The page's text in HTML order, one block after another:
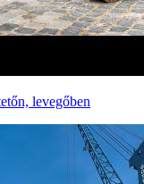
levegőben